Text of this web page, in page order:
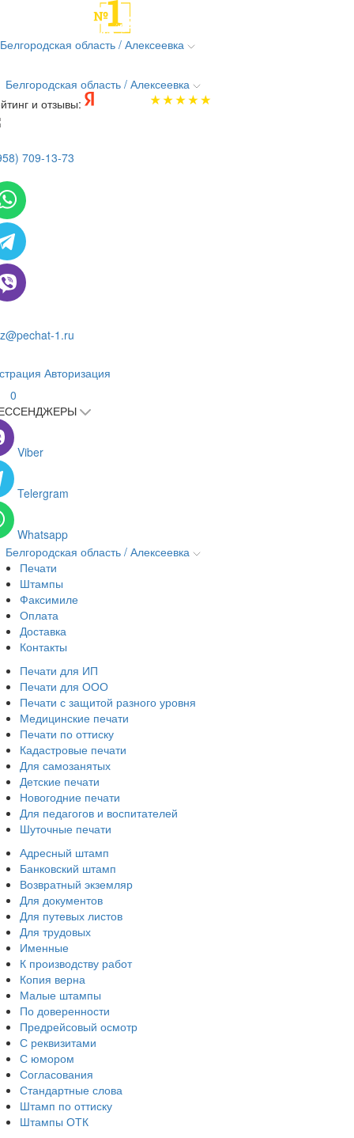
Белгородская область / Алексеевка
Белгородская область / Алексеевка
и отзывы:
709-13-73
1.ru
Авторизация
0
Viber
Telergram
Whatsapp
Белгородская область / Алексеевка
Печати
Штампы
Факсимиле
Оплата
Доставка
Контакты
Печати для ИП
Печати для ООО
Печати с защитой разного уровня
Медицинские печати
Печати по оттиску
Кадастровые печати
Для самозанятых
Детские печати
Новогодние печати
Для педагогов и воспитателей
Шуточные печати
Адресный штамп
Банковский штамп
Возвратный экземляр
Для документов
Для путевых листов
Для трудовых
Именные
К производству работ
Копия верна
Малые штампы
По доверенности
Предрейсовый осмотр
С реквизитами
С юмором
Согласования
Стандартные слова
Штамп по оттиску
Штампы ОТК